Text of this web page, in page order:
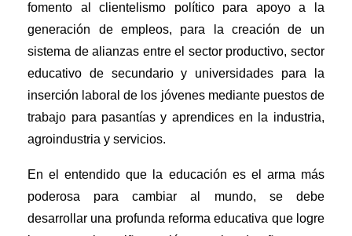
fomento al clientelismo político para apoyo a la
generación de empleos, para la creación de un
sistema de alianzas entre el sector productivo, sector
educativo de secundario y universidades para la
inserción laboral de los jóvenes mediante puestos de
trabajo para pasantías y aprendices en la industria,
agroindustria y servicios.
En el entendido que la educación es el arma más
poderosa para cambiar al mundo, se debe
desarrollar una profunda reforma educativa que logre